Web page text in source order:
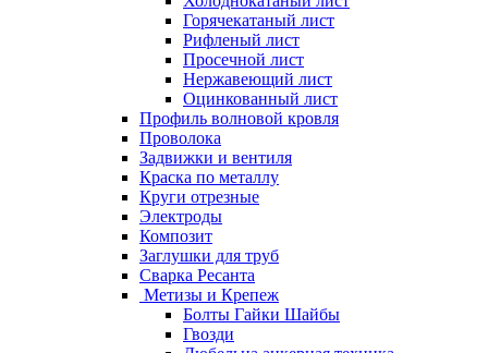
Горячекатаный лист
Рифленый лист
Просечной лист
Нержавеющий лист
Оцинкованный лист
Профиль волновой кровля
Проволока
Задвижки и вентиля
Краска по металлу
Круги отрезные
Электроды
Композит
Заглушки для труб
Сварка Ресанта
Метизы и Крепеж
Болты Гайки Шайбы
Гвозди